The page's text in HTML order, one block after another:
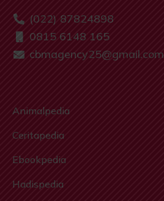
(022) 87824898
0815 6148 165
cbmagency25@gmail.com
Animalpedia
Ceritapedia
Ebookpedia
Hadispedia